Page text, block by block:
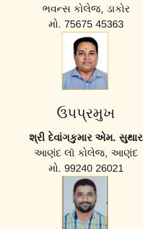
ભવન્સ કોલેજ, ડાકોર
મો. 75675 45363
ઉપપ્રમુખ
શ્રી દેવાંગકુમાર એમ. સુથાર
આણંદ લૉ કોલેજ, આણંદ
મો. 99240 26021